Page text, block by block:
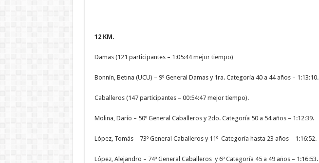
12 KM.
Damas (121 participantes – 1:05:44 mejor tiempo)
Bonnín, Betina (UCU) – 9º General Damas y 1ra. Categoría 40 a 44 años – 1:13:10.
Caballeros (147 participantes – 00:54:47 mejor tiempo).
Molina, Darío – 50º General Caballeros y 2do. Categoría 50 a 54 años – 1:12:39.
López, Tomás – 73º General Caballeros y 11º Categoría hasta 23 años – 1:16:52.
López, Alejandro – 74º General Caballeros y 6º Categoría 45 a 49 años – 1:16:53.